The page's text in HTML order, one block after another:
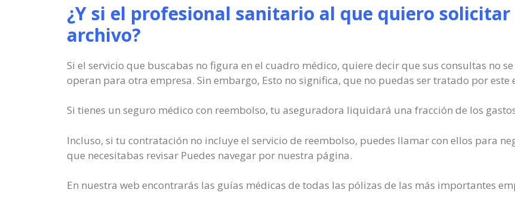
¿Y si el profesional sanitario al que quiero solicitar
archivo?
Si el servicio que buscabas no figura en el cuadro médico, quiere decir que sus consultas no
operan para otra empresa. Sin embargo, Esto no significa, que no puedas ser tratado por este
Si tienes un seguro médico con reembolso, tu aseguradora liquidará una fracción de los
Incluso, si tu contratación no incluye el servicio de reembolso, puedes llamar con ellos para
que necesitabas revisar Puedes navegar por nuestra página.
En nuestra web encontrarás las guías médicas de todas las pólizas de las más importantes